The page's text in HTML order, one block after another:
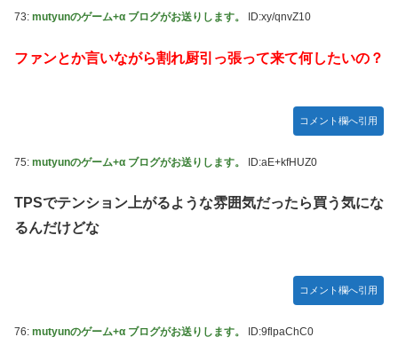
73: mutyunのゲーム+α ブログがお送りします。 ID:xy/qnvZ10
ファンとか言いながら割れ厨引っ張って来て何したいの？
コメント欄へ引用
75: mutyunのゲーム+α ブログがお送りします。 ID:aE+kfHUZ0
TPSでテンション上がるような雰囲気だったら買う気にな
るんだけどな
コメント欄へ引用
76: mutyunのゲーム+α ブログがお送りします。 ID:9flpaChC0